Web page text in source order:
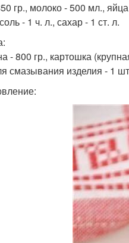
гр., молоко - 500 мл.,
- 1 ч. л., сахар - 1 ст. л.
- 800 гр., картошка
смазывания изделия - 1